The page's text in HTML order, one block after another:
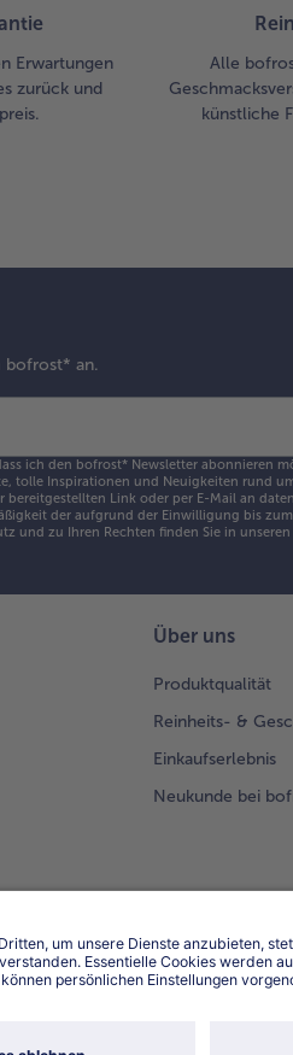
Erwartungen
zurück und
Alle
künstliche
bofrost* an.
ich den bofrost* Newsletter abonnieren
tolle Inspirationen und Neuigkeiten rund
Link oder per E-Mail an
der aufgrund der Einwilligung bis
und zu Ihren Rechten finden Sie in unseren
Über uns
Produktqualität
Reinheits- &
Einkaufserlebnis
Neukunde bei